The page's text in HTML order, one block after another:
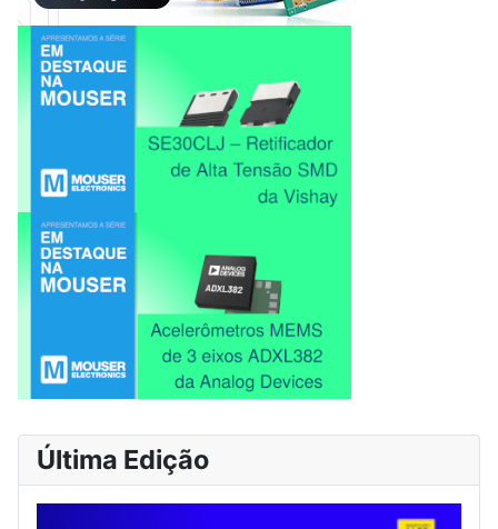
Última Edição